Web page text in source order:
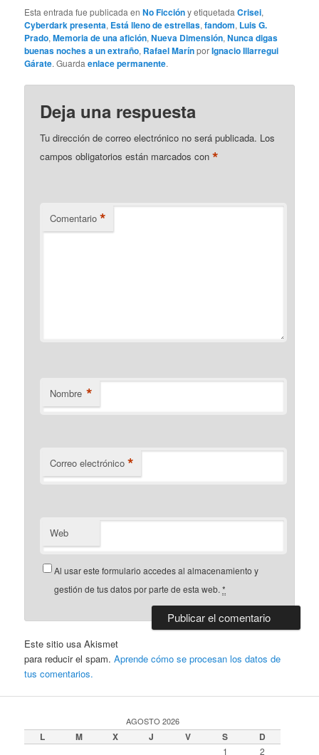
Esta entrada fue publicada enNo Ficcióny etiquetadaCrisei,
Cyberdark presenta, Está lleno de estrellas,fandom, Luis G.
Prado,Memoria de una afición,Nueva Dimensión,Nunca digas
buenas noches a un extraño, Rafael MarínporIgnacio Illarregui
Gárate. Guardaenlace permanente.
Deja una respuesta
Tu dirección de correo electrónico no será publicada. Los
campos obligatorios están marcados con*
Comentario *
Nombre *
Correo electrónico *
Web
Al usar este formulario accedes al almacenamiento y
gestión de tus datos por parte de esta web.*
Este sitio usa Akismet
para reducir el spam.Aprende cómo se procesan los datos de
tus comentarios.
AGOSTO 2026
L M X J V S D
1 2